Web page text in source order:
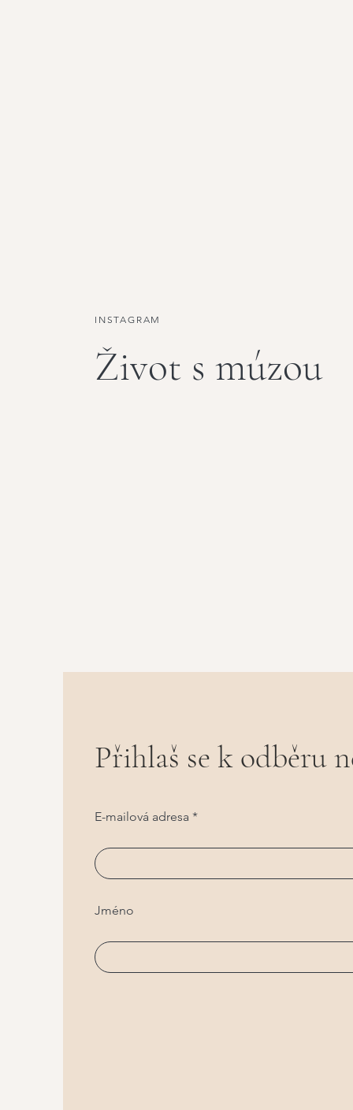
INSTAGRAM
Život s múzou
Přihlaš se k odběru
E-mailová adresa
Jméno